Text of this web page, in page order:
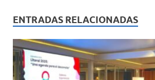
s
A
p
p
b
o
o
k
p
ar
ti
r
ENTRADAS RELACIONADAS